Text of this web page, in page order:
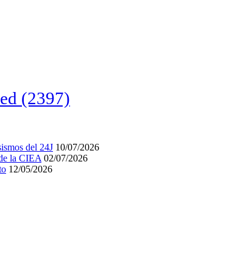
(2397)
del 24J 10/07/2026
la CIEA 02/07/2026
12/05/2026